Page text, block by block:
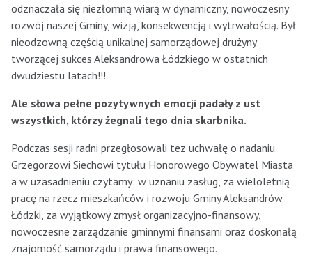
odznaczała się niezłomną wiarą w dynamiczny, nowoczesny
rozwój naszej Gminy, wizją, konsekwencją i wytrwałością. Był
nieodzowną częścią unikalnej samorządowej drużyny
tworzącej sukces Aleksandrowa Łódzkiego w ostatnich
dwudziestu latach!!!
Ale słowa pełne pozytywnych emocji padały z ust
wszystkich, którzy żegnali tego dnia skarbnika.
Podczas sesji radni przegłosowali tez uchwałę o nadaniu
Grzegorzowi Siechowi tytułu Honorowego Obywatel Miasta
a w uzasadnieniu czytamy: w uznaniu zasług, za wieloletnią
pracę na rzecz mieszkańców i rozwoju Gminy Aleksandrów
Łódzki, za wyjątkowy zmysł organizacyjno-finansowy,
nowoczesne zarządzanie gminnymi finansami oraz doskonałą
znajomość samorządu i prawa finansowego.